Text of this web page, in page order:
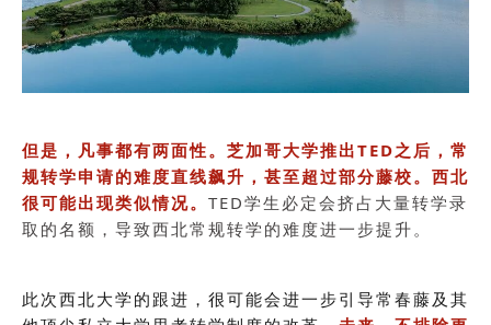
但是，凡事都有两面性。芝加哥大学推出TED之后，常
规转学申请的难度直线飙升，甚至超过部分藤校。西北
很可能出现类似情况。 TED学生必定会挤占大量转学录
取的名额，导致西北常规转学的难度进一步提升。
此次西北大学的跟进，很可能会进一步引导常春藤及其